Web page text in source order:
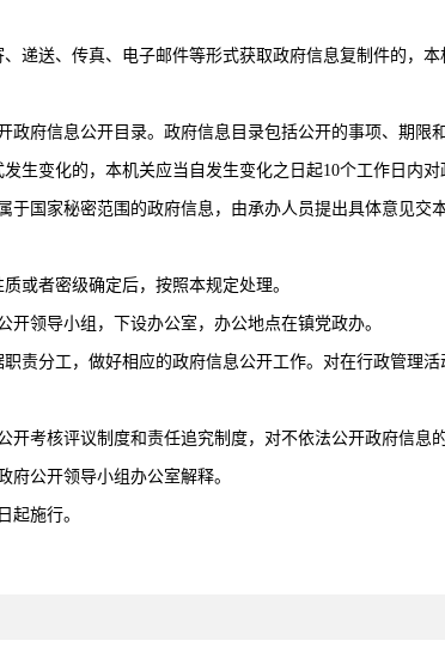
送、传真、电子邮件等形式获取政府信息复制件的，
政府信息公开目录。政府信息目录包括公开的事项、期限和
变化的，本机关应当自发生变化之日起10个工作日内对
于国家秘密范围的政府信息，由承办人员提出具体意见
者密级确定后，按照本规定处理。
开领导小组，下设办公室，办公地点在镇党政办。
分工，做好相应的政府信息公开工作。对在行政管理
开考核评议制度和责任追究制度，对不依法公开政府信息
府公开领导小组办公室解释。
起施行。